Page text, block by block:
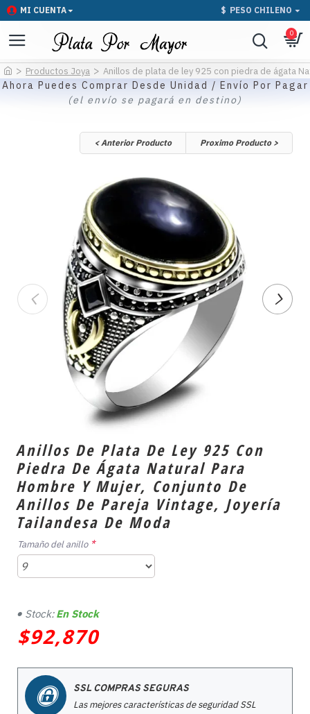
MI CUENTA $ PESO CHILENO
0
Productos Joya Anillos de plata de ley 925 con piedra de ágata
Ahora Puedes Comprar Desde Unidad / Envío Por Pagar
(el envío se pagará en destino)
< Anterior Producto Proximo Producto >
Anillos De Plata De Ley 925 Con
Piedra De Ágata Natural Para
Hombre Y Mujer, Conjunto De
Anillos De Pareja Vintage, Joyería
Tailandesa De Moda
$92,870
Stock: En Stock
Tamaño del anillo
SSL COMPRAS SEGURAS
Las mejores características de seguridad SSL